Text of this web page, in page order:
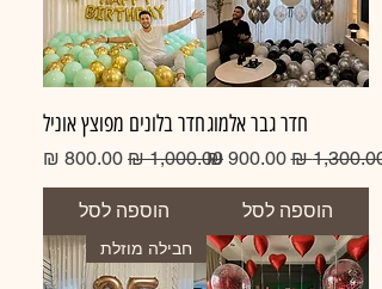
חדר גבר אלמוג
מחיר רגיל מחיר מבצע‏900.00 ‏₪
הוספה לסל
חדר בלונים מפוצץ אוניל
מחיר רגיל מחיר מבצע
הוספה לסל
חבילה מוזלת